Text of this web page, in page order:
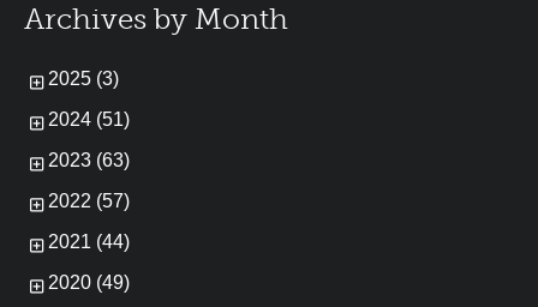
Archives by Month
2025 (3)
2024 (51)
2023 (63)
2022 (57)
2021 (44)
2020 (49)